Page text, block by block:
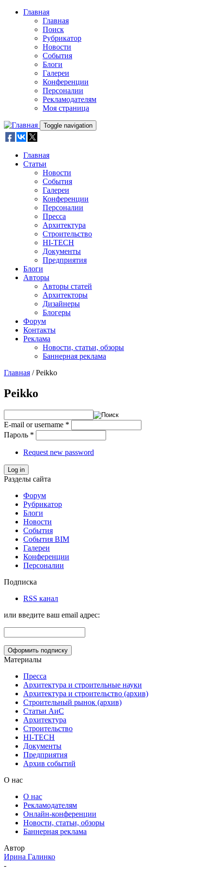
Skip to main content
Главная
Главная
Поиск
Рубрикатор
Новости
События
Блоги
Галереи
Конференции
Персоналии
Рекламодателям
Моя страница
Toggle navigation
Главная
Статьи
Новости
События
Галереи
Конференции
Персоналии
Пресса
Архитектура
Строительство
HI-TECH
Документы
Предприятия
Блоги
Авторы
Авторы статей
Архитекторы
Дизайнеры
Блогеры
Форум
Контакты
Реклама
Новости, статьи, обзоры
Баннерная реклама
Главная / Peikko
Peikko
E-mail or username *
Пароль *
Request new password
Log in
Разделы сайта
Форум
Рубрикатор
Блоги
Новости
События
События BIM
Галереи
Конференции
Персоналии
Подписка
RSS канал
или введите ваш email адрес:
Материалы
Пресса
Архитектура и строительные науки
Архитектура и строительство (архив)
Строительный рынок (архив)
Статьи АиС
Архитектура
Строительство
HI-TECH
Документы
Предприятия
Архив событий
О нас
О нас
Рекламодателям
Онлайн-конференции
Новости, статьи, обзоры
Баннерная реклама
Автор
Ирина Галинко
-